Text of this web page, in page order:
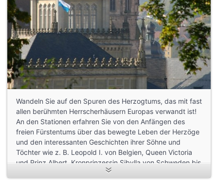
Wandeln Sie auf den Spuren des Herzogtums, das mit fast
allen berühmten Herrscherhäusern Europas verwandt ist!
An den Stationen erfahren Sie von den Anfängen des
freien Fürstentums über das bewegte Leben der Herzöge
und den interessanten Geschichten ihrer Söhne und
Töchter wie z. B. Leopold I. von Belgien, Queen Victoria
und Prinz Albert, Kronprinzessin Sibylla von Schweden bis
hin in die neuere Zeit dem letzten Herzog Carl Eduard und